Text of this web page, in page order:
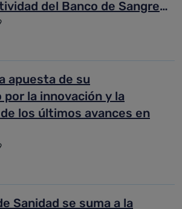
del Banco de Sangre
apuesta de su
la innovación y la
los últimos avances en
Sanidad se suma a la